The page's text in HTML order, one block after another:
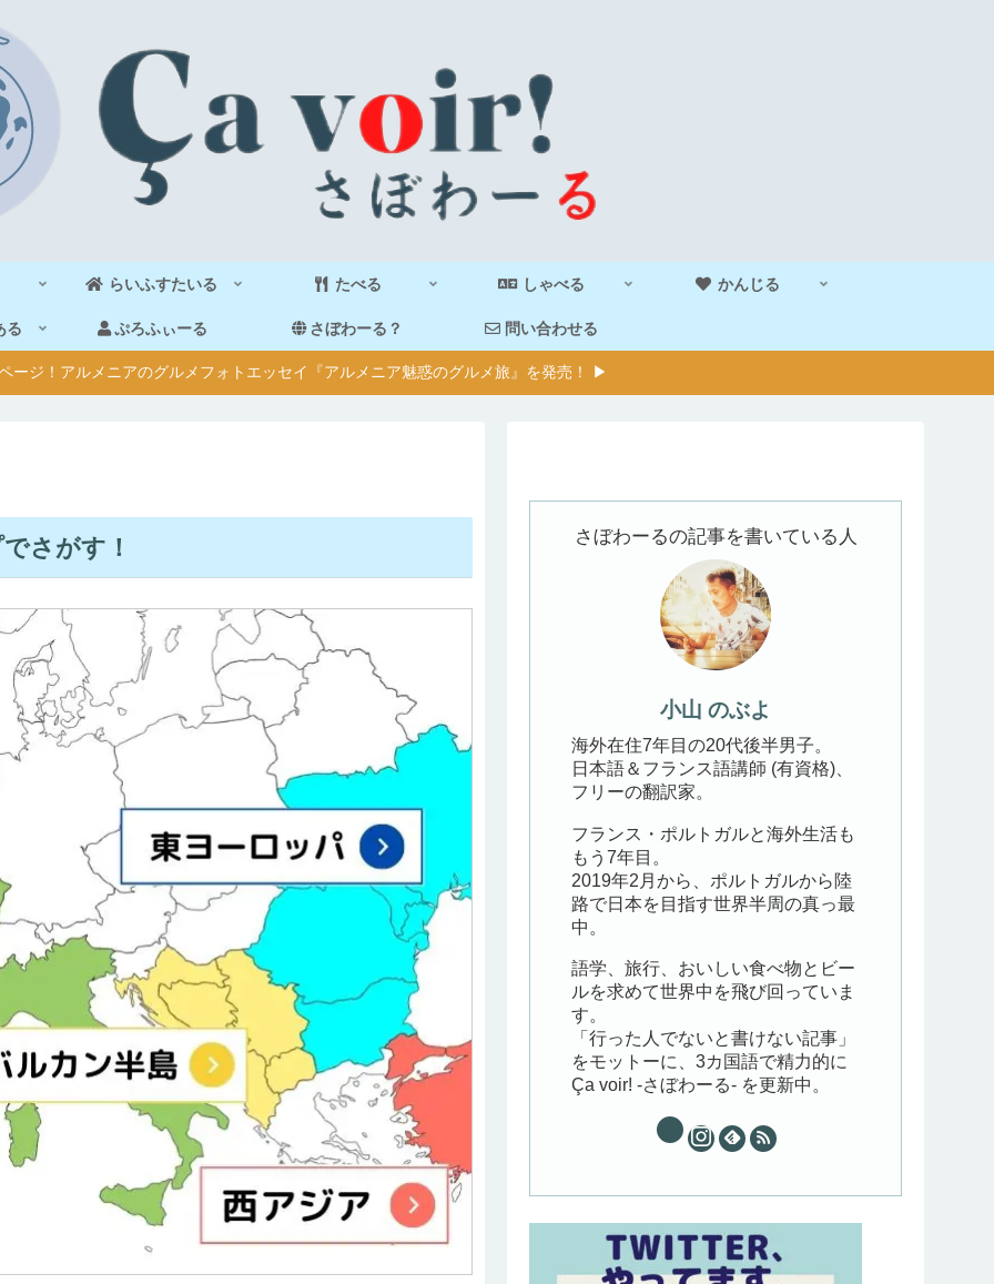
らいふすたいる たべる しゃべる かんじる
る ぷろふぃーる さぼわーる？ 問い合わせる
ージ！アルメニアのグルメフォトエッセイ『アルメニア魅惑のグルメ旅』を発売！ ▶
さがす！ さぼわーるの記事を書いている人
小山 のぶよ
海外在住7年目の20代後半男子。
日本語＆フランス語講師 (有資格)、
フリーの翻訳家。
フランス・ポルトガルと海外生活も
もう7年目。
2019年2月から、ポルトガルから陸
路で日本を目指す世界半周の真っ最
中。
語学、旅行、おいしい食べ物とビー
ルを求めて世界中を飛び回っていま
す。
「行った人でないと書けない記事」
をモットーに、3カ国語で精力的に
Ça voir! -さぼわーる- を更新中。